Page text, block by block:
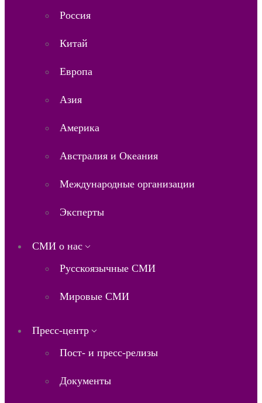
Россия
Китай
Европа
Азия
Америка
Австралия и Океания
Международные организации
Эксперты
СМИ о нас
Русскоязычные СМИ
Мировые СМИ
Пресс-центр
Пост- и пресс-релизы
Документы